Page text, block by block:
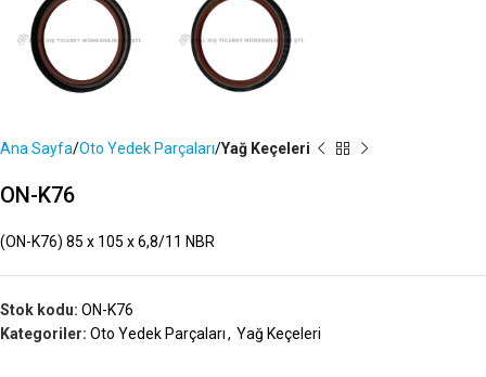
Ana Sayfa Oto Yedek Parçaları Yağ Keçeleri
ON-K76
(ON-K76) 85 x 105 x 6,8/11 NBR
Stok kodu: ON-K76
Kategoriler: Oto Yedek Parçaları, Yağ Keçeleri